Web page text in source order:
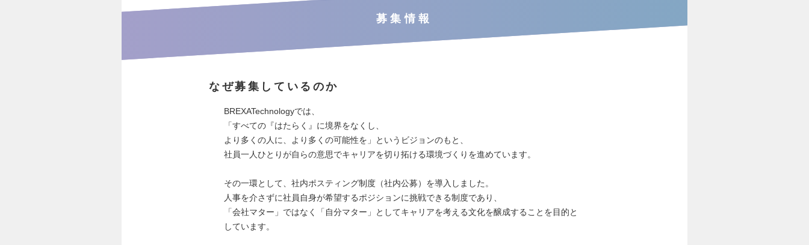
募集情報
なぜ募集しているのか
BREXATechnologyでは、
「すべての『はたらく』に境界をなくし、
より多くの人に、より多くの可能性を」というビジョンのもと、
社員一人ひとりが自らの意思でキャリアを切り拓ける環境づくりを進めています。
その一環として、社内ポスティング制度（社内公募）を導入しました。
人事を介さずに社員自身が希望するポジションに挑戦できる制度であり、
「会社マター」ではなく「自分マター」としてキャリアを考える文化を醸成することを目的と
しています。